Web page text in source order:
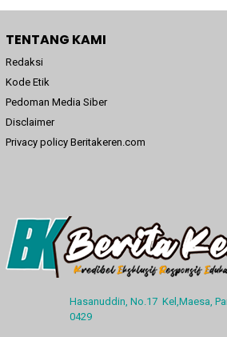
TENTANG KAMI
Redaksi
Kode Etik
Pedoman Media Siber
Disclaimer
Privacy policy Beritakeren.com
Hasanuddin, No.17 Kel,Maesa,
0429